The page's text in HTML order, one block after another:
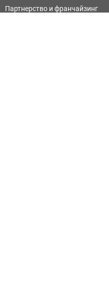
Партнерство и франчайзинг